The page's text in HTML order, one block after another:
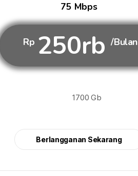
75 Mbps
Rp 250rb /Bulan
1700 Gb
Berlangganan Sekarang